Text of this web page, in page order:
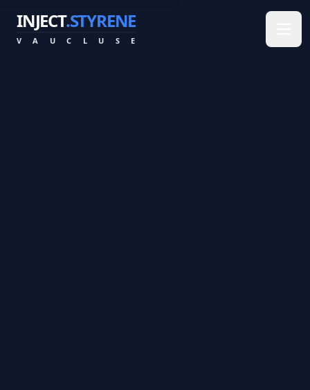
INJECT.STYRENE
V A U C L U S E